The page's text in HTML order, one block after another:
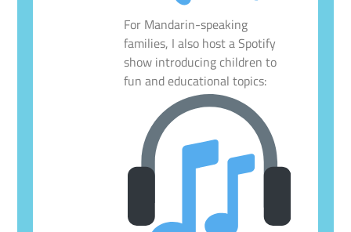
For Mandarin-speaking
families, I also host a Spotify
show introducing children to
fun and educational topics: